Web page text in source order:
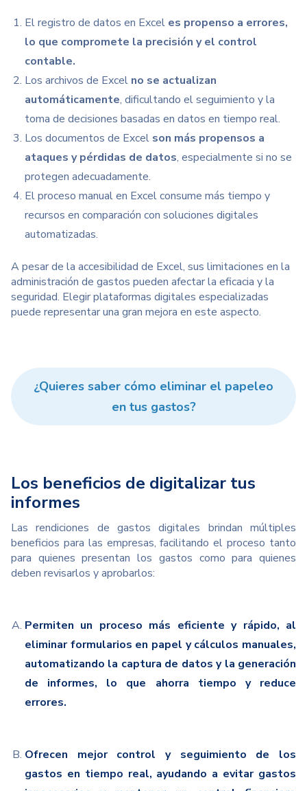
El registro de datos en Excel es propenso a errores,
lo que compromete la precisión y el control
contable.
Los archivos de Excel no se actualizan
automáticamente, dificultando el seguimiento y la
toma de decisiones basadas en datos en tiempo real.
Los documentos de Excel son más propensos a
ataques y pérdidas de datos, especialmente si no se
protegen adecuadamente.
El proceso manual en Excel consume más tiempo y
recursos en comparación con soluciones digitales
automatizadas.
A pesar de la accesibilidad de Excel, sus limitaciones en la
administración de gastos pueden afectar la eficacia y la
seguridad. Elegir plataformas digitales especializadas
puede representar una gran mejora en este aspecto.
¿Quieres saber cómo eliminar el papeleo
en tus gastos?
Los beneficios de digitalizar tus
informes
Las rendiciones de gastos digitales brindan múltiples
beneficios para las empresas, facilitando el proceso tanto
para quienes presentan los gastos como para quienes
deben revisarlos y aprobarlos:
Permiten un proceso más eficiente y rápido, al
eliminar formularios en papel y cálculos manuales,
automatizando la captura de datos y la generación
de informes, lo que ahorra tiempo y reduce
errores.
Ofrecen mejor control y seguimiento de los
gastos en tiempo real, ayudando a evitar gastos